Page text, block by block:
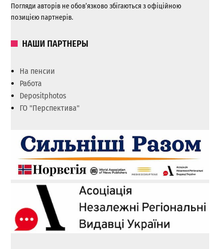
Погляди авторів не обов’язково збігаються з офіційною
позицією партнерів.
НАШИ ПАРТНЕРЫ
На пенсии
Работа
Depositphotos
ГО "Перспектива"